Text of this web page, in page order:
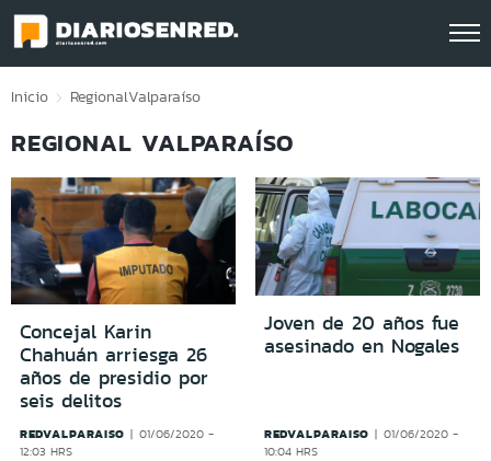
Click acá para ir directamente al contenido
Inicio RegionalValparaíso
REGIONAL VALPARAÍSO
Concejal Karin
Chahuán arriesga 26
años de presidio por
seis delitos
REDVALPARAISO
01/06/2020 -
12:03 HRS
Joven de 20 años fue
asesinado en Nogales
REDVALPARAISO
01/06/2020 -
10:04 HRS